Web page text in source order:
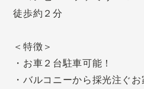
徒歩約２分
＜特徴＞
・お車２台駐車可能！
・バルコニーから採光注ぐお